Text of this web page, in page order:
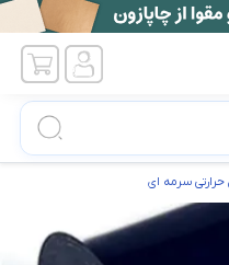
حرارتی سرمه ای